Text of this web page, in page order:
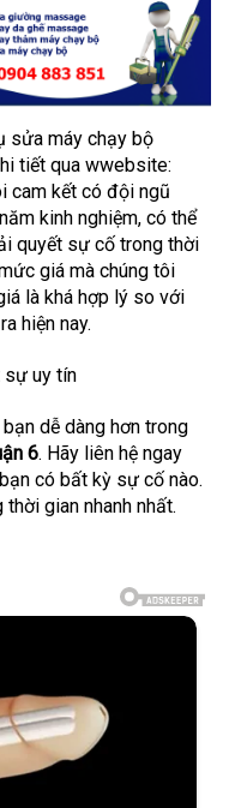
sửa máy chạy bộ
tiết qua wwebsite:
cam kết có đội ngũ
kinh nghiệm, có thể
quyết sự cố trong thời
giá mà chúng tôi
là khá hợp lý so với
hiện nay.
sự uy tín
dễ dàng hơn trong
6. Hãy liên hệ ngay
có bất kỳ sự cố nào.
gian nhanh nhất.